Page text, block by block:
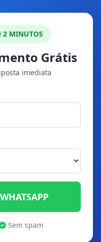
2 MINUTOS
Grátis
imediata
Sem spam